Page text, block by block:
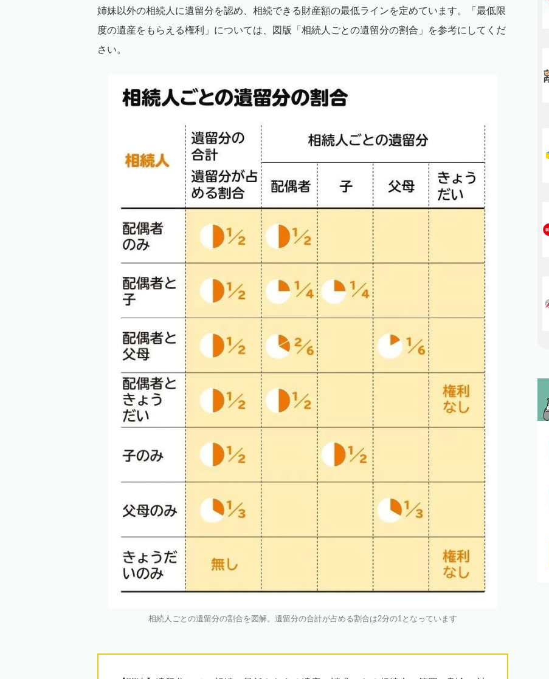
姉妹以外の相続人に遺留分を認め、相続できる財産額の最低ラインを定めています。「最低限
度の遺産をもらえる権利」については、図版「相続人ごとの遺留分の割合」を参考にしてくだ
さい。
相続人ごとの遺留分の割合を図解。遺留分の合計が占める割合は2分の1となっています